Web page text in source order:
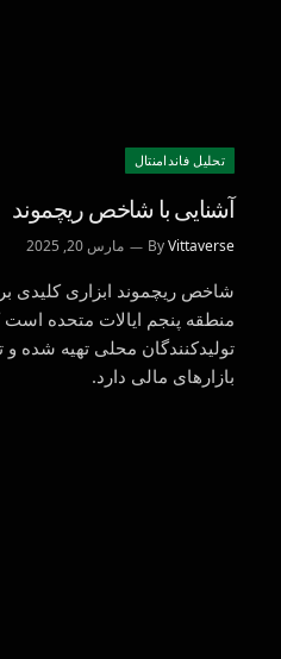
تحليل فاندامنتال
آشنایی با شاخص ریچموند
ByVittaverse مارس 20, 2025
شاخص ریچموند ابزاری کلیدی
منطقه پنجم ایالات متحده
تولیدکنندگان محلی تهیه شده و
بازارهای مالی دارد.